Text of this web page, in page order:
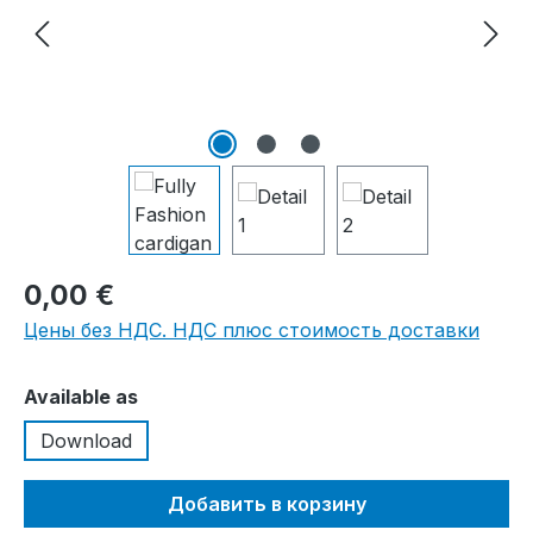
0,00 €
Цены без НДС. НДС плюс стоимость доставки
Выберите
Available as
Download
Добавить в корзину